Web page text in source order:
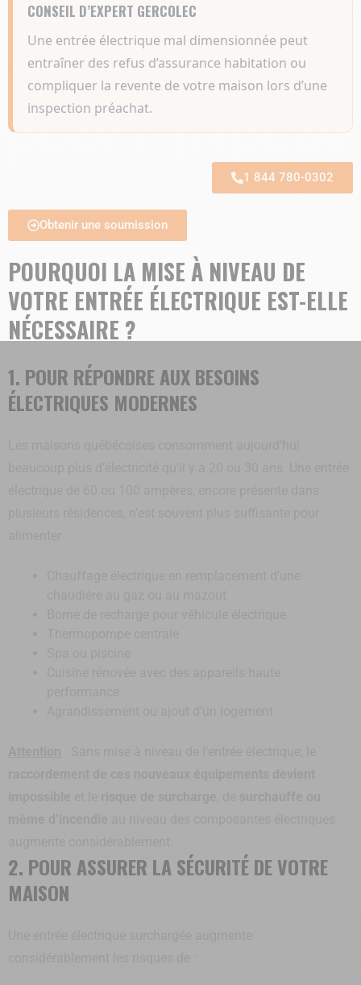
CONSEIL D’EXPERT GERCOLEC
Une entrée électrique mal dimensionnée peut
entraîner des refus d’assurance habitation ou
compliquer la revente de votre maison lors d’une
inspection préachat.
1 844 780-0302
Obtenir une soumission
POURQUOI LA MISE À NIVEAU DE
VOTRE ENTRÉE ÉLECTRIQUE EST-ELLE
NÉCESSAIRE ?
1. POUR RÉPONDRE AUX BESOINS
ÉLECTRIQUES MODERNES
2. POUR ASSURER LA SÉCURITÉ DE VOTRE
MAISON